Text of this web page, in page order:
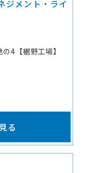
ジメント・ライ
4【裾野工場】
る